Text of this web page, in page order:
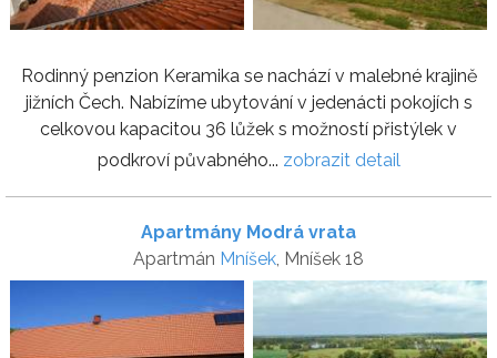
Rodinný penzion Keramika se nachází v malebné krajině
jižních Čech. Nabízíme ubytování v jedenácti pokojích s
celkovou kapacitou 36 lůžek s možností přistýlek v
podkroví půvabného... zobrazit detail
Apartmány Modrá vrata
Apartmán Mníšek , Mníšek 18